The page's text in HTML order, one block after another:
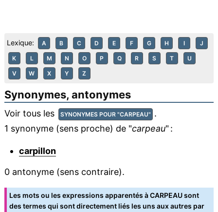
Lexique: A B C D E F G H I J
K L M N O P Q R S T U
V W X Y Z
Synonymes, antonymes
Voir tous les SYNONYMES POUR "CARPEAU" .
1 synonyme (sens proche) de "carpeau" :
carpillon
0 antonyme (sens contraire).
Les mots ou les expressions apparentés à CARPEAU sont
des termes qui sont directement liés les uns aux autres par